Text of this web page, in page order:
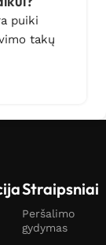
puiki
takų
Straipsniai
Peršalimo
gydymas